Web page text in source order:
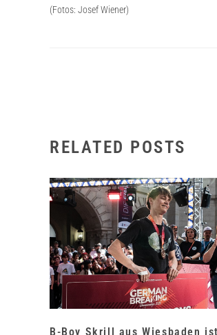
(Fotos: Josef Wiener)
RELATED POSTS
B-Boy Skrill aus Wiesbaden ist